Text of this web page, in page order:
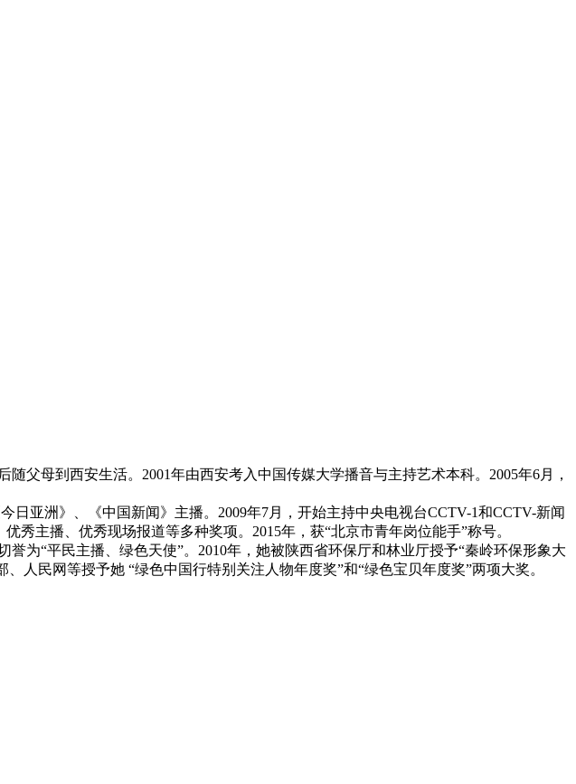
母到西安生活。2001年由西安考入中国传媒大学播音与主持艺术本科。2005年6月，
亚洲》、《中国新闻》主播。2009年7月，开始主持中央电视台CCTV-1和CCTV-新闻
秀主播、优秀现场报道等多种奖项。2015年，获“北京市青年岗位能手”称号。
“平民主播、绿色天使”。2010年，她被陕西省环保厅和林业厅授予“秦岭环保形象大
人民网等授予她 “绿色中国行特别关注人物年度奖”和“绿色宝贝年度奖”两项大奖。